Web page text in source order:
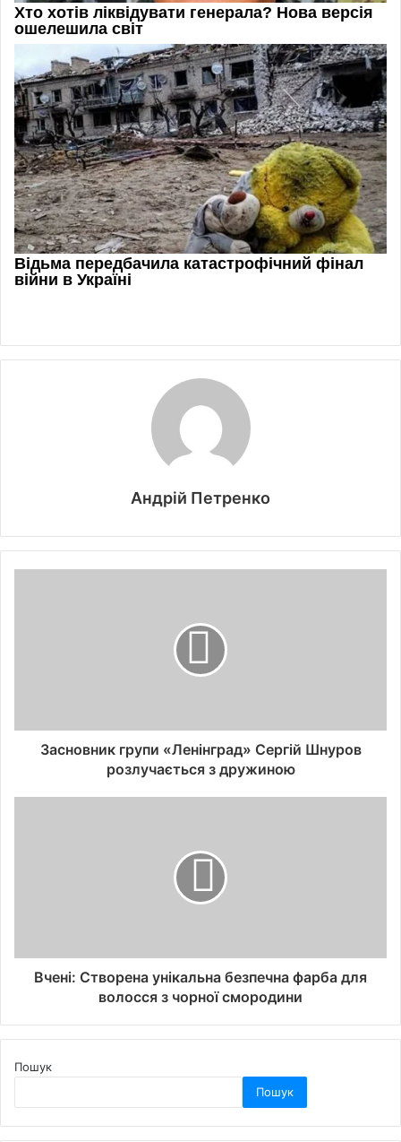
Андрій Петренко
Засновник групи «Ленінград» Сергій Шнуров
розлучається з дружиною
Вчені: Створена унікальна безпечна фарба для
волосся з чорної смородини
Пошук
Пошук